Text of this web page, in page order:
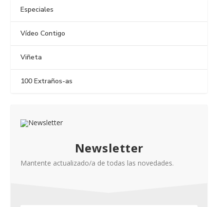
Especiales
Vídeo Contigo
Viñeta
100 Extraños-as
Newsletter
Mantente actualizado/a de todas las novedades.